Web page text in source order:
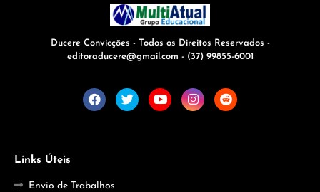
Ducere Convicções - Todos os Direitos Reservados -
editoraducere@gmail.com - (37) 99855-6001
Links Úteis
Envio de Trabalhos